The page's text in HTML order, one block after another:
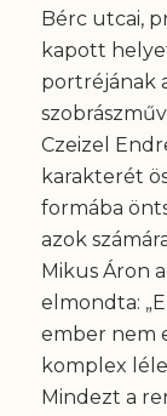
Bérc utcai,
kapott
portréjának
Czeizel
karakterét
formába
azok
Mikus Áron
elmondta:
ember nem
komplex
Mindezt a